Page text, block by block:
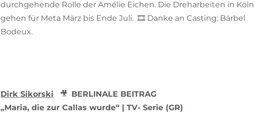
durchgehende Rolle der Amélie Eichen. Die Dreharbeiten in Köln
gehen für Meta März bis Ende Juli. 🎞️ Danke an Casting: Bärbel
Bodeux.
Dirk Sikorski 🎥 BERLINALE BEITRAG
„Maria, die zur Callas wurde“ | TV- Serie (GR)